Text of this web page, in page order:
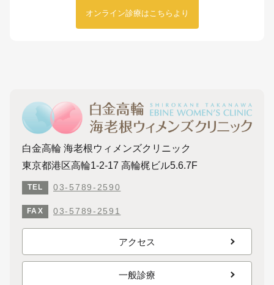
オンライン診療はこちらより
白金高輪 海老根ウィメンズクリニック
東京都港区高輪1-2-17 高輪梶ビル5.6.7F
TEL 03-5789-2590
FAX 03-5789-2591
アクセス
一般診療